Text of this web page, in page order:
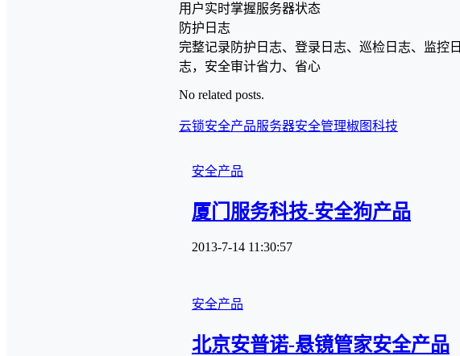
用户实时掌握服务器状态
防护日志
完整记录防护日志、登录日志、巡检日志、监控日
志，安全审计省力、省心
No related posts.
云锁安全产品服务器安全管理椒图科技
安全产品
厦门服务科技-安全狗产品
2013-7-14 11:30:57
安全产品
北京安普诺-悬镜管家安全产品